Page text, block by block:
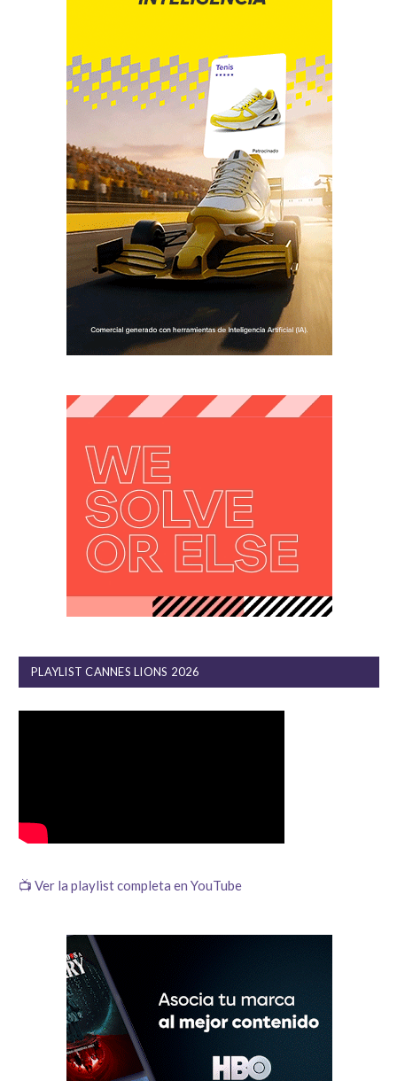
PLAYLIST CANNES LIONS 2026
📺 Ver la playlist completa en YouTube